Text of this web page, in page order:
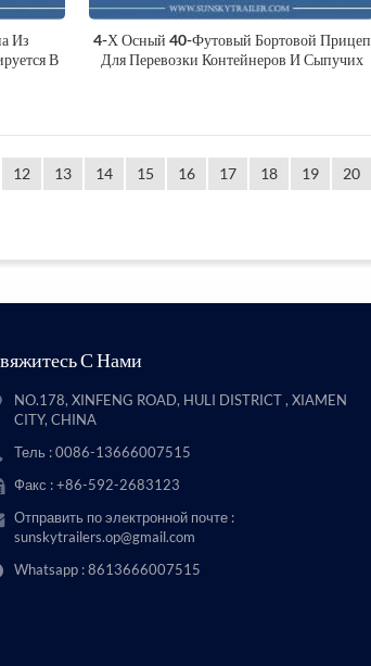
Из
В
4-Х Осный 40-Футовый Бортовой Прицеп
Для Перевозки Контейнеров И Сыпучих
12 13 14 15 16 17 18 19 20
С Нами
NO.178, XINFENG ROAD, HULI DISTRICT , XIAMEN
CITY, CHINA
Тель : 0086-13666007515
Факс : +86-592-2683123
Отправить по электронной почте :
sunskytrailers.op@gmail.com
Whatsapp :8613666007515